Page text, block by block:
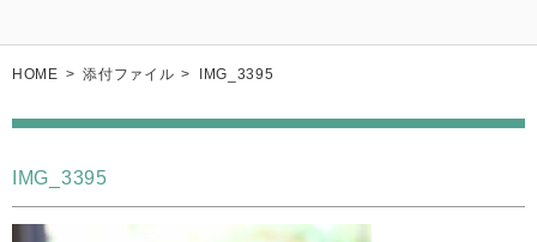
HOME > 添付ファイル > IMG_3395
IMG_3395